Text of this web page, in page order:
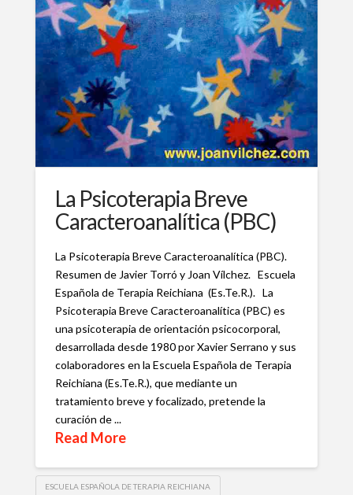
La Psicoterapia Breve
Caracteroanalítica (PBC)
La Psicoterapia Breve Caracteroanalítica (PBC).
Resumen de Javier Torró y Joan Vílchez. Escuela
Española de Terapia Reichiana (Es.Te.R.). La
Psicoterapia Breve Caracteroanalítica (PBC) es
una psicoterapia de orientación psicocorporal,
desarrollada desde 1980 por Xavier Serrano y sus
colaboradores en la Escuela Española de Terapia
Reichiana (Es.Te.R.), que mediante un
tratamiento breve y focalizado, pretende la
curación de ...
Read More
ESCUELA ESPAÑOLA DE TERAPIA REICHIANA